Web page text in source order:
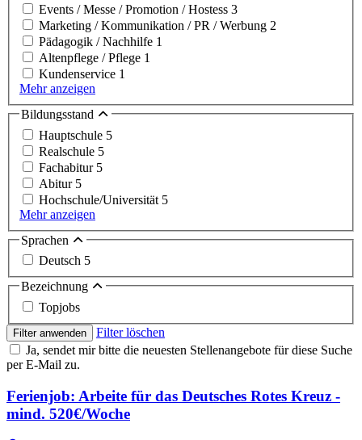
Events / Messe / Promotion / Hostess 3
Marketing / Kommunikation / PR / Werbung 2
Pädagogik / Nachhilfe 1
Altenpflege / Pflege 1
Kundenservice 1
Mehr anzeigen
Bildungsstand
Hauptschule 5
Realschule 5
Fachabitur 5
Abitur 5
Hochschule/Universität 5
Mehr anzeigen
Sprachen
Deutsch 5
Bezeichnung
Topjobs
Filter anwenden
Filter löschen
Ja, sendet mir bitte die neuesten Stellenangebote für diese Suche
per E-Mail zu.
Ferienjob: Arbeite für das Deutsches Rotes Kreuz -
mind. 520€/Woche